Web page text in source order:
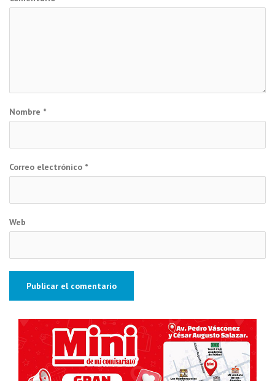
Nombre *
Correo electrónico *
Web